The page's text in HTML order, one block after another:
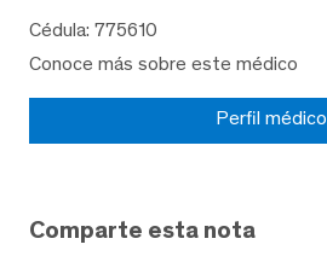
Cédula: 775610
Conoce más sobre este médico
Perfil médico
Comparte esta nota